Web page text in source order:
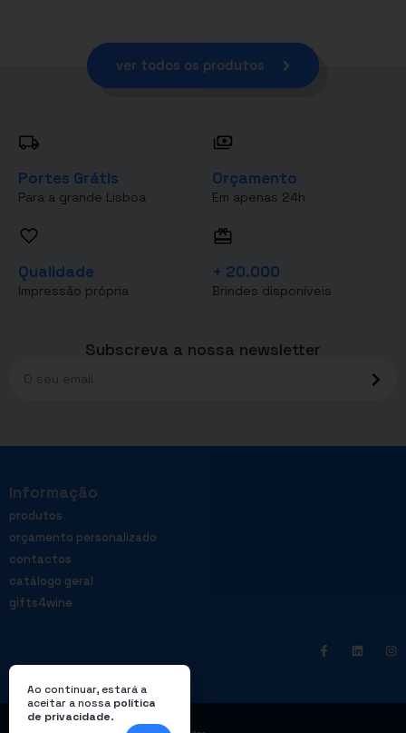
ver todos os produtos
Portes Grátis
Para a grande Lisboa
Orçamento
Em apenas 24h
Qualidade
Impressão própria
+ 20.000
Brindes disponíveis
Subscreva a nossa newsletter
Informação
produtos
orçamento personalizado
contactos
catálogo geral
gifts4wine
Ao continuar, estará a
aceitar a nossa política
de privacidade.